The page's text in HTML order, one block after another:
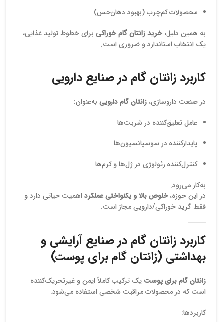
محصولات کم‌چرب (بهبود دهان‌حس)
به همین دلیل، خرید زانتان گام خوراکی برای خطوط تولید غذایی،
یک انتخاب استاندارد و ضروری است.
کاربرد زانتان گام در صنایع دارویی
در صنعت داروسازی، زانتان گام دارویی به‌عنوان:
عامل تعلیق‌کننده در شربت‌ها
پایدارکننده در سوسپانسیون‌ها
کنترل‌کننده رئولوژی در ژل‌ها و کرم‌ها
به‌کار می‌رود.
در این حوزه، خلوص بالا و یکنواختی عملکرد اهمیت حیاتی دارد و
فقط گرید خوراکی/دارویی مجاز است.
کاربرد زانتان گام در صنایع آرایشی و
بهداشتی (زانتان گام برای پوست)
زانتان گام برای پوست یک ترکیب کاملاً ایمن و غیرتحریک‌کننده
است که در محصولات مراقبت شخصی استفاده می‌شود.
کاربردها: